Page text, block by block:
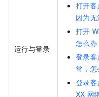
运行与登录
打开客
因为
打开
怎么办
登录
常，怎
登录客
XX 网